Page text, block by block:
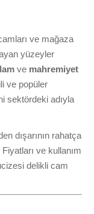
ve mağaza
yüzeyler
ve mahremiyet
ve popüler
sektördeki adıyla
dışarının rahatça
ve kullanım
delikli cam